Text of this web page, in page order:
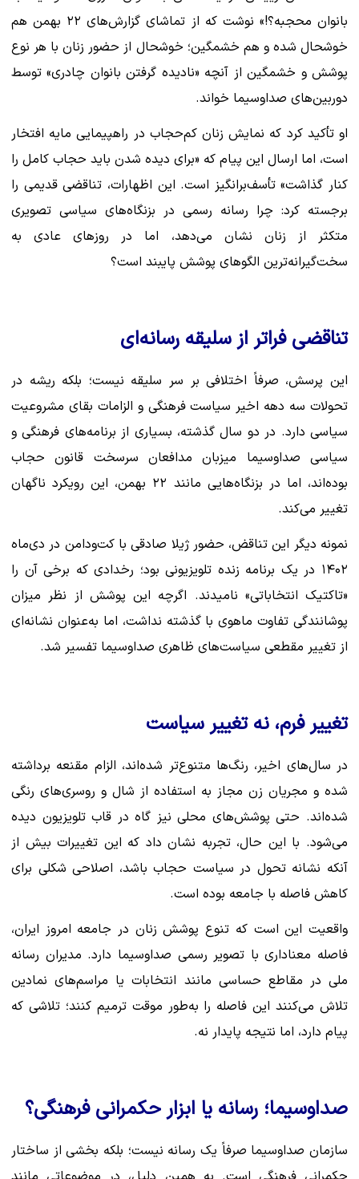
بانوان محجبه؟!» نوشت که از تماشای گزارش‌های ۲۲ بهمن هم
خوشحال شده و هم خشمگین؛ خوشحال از حضور زنان با هر نوع
پوشش و خشمگین از آنچه «نادیده گرفتن بانوان چادری» توسط
دوربین‌های صداوسیما خواند.
او تأکید کرد که نمایش زنان کم‌حجاب در راهپیمایی مایه افتخار
است، اما ارسال این پیام که «برای دیده شدن باید حجاب کامل را
کنار گذاشت» تأسف‌برانگیز است. این اظهارات، تناقضی قدیمی را
برجسته کرد: چرا رسانه رسمی در بزنگاه‌های سیاسی تصویری
متکثر از زنان نشان می‌دهد، اما در روزهای عادی به
سخت‌گیرانه‌ترین الگوهای پوشش پایبند است؟
تناقضی فراتر از سلیقه رسانه‌ای
این پرسش، صرفاً اختلافی بر سر سلیقه نیست؛ بلکه ریشه در
تحولات سه دهه اخیر سیاست فرهنگی و الزامات بقای مشروعیت
سیاسی دارد. در دو سال گذشته، بسیاری از برنامه‌های فرهنگی و
سیاسی صداوسیما میزبان مدافعان سرسخت قانون حجاب
بوده‌اند، اما در بزنگاه‌هایی مانند ۲۲ بهمن، این رویکرد ناگهان
تغییر می‌کند.
نمونه دیگر این تناقض، حضور ژیلا صادقی با کت‌ودامن در دی‌ماه
۱۴۰۲ در یک برنامه زنده تلویزیونی بود؛ رخدادی که برخی آن را
«تاکتیک انتخاباتی» نامیدند. اگرچه این پوشش از نظر میزان
پوشانندگی تفاوت ماهوی با گذشته نداشت، اما به‌عنوان نشانه‌ای
از تغییر مقطعی سیاست‌های ظاهری صداوسیما تفسیر شد.
تغییر فرم، نه تغییر سیاست
در سال‌های اخیر، رنگ‌ها متنوع‌تر شده‌اند، الزام مقنعه برداشته
شده و مجریان زن مجاز به استفاده از شال و روسری‌های رنگی
شده‌اند. حتی پوشش‌های محلی نیز گاه در قاب تلویزیون دیده
می‌شود. با این حال، تجربه نشان داد که این تغییرات بیش از
آنکه نشانه تحول در سیاست حجاب باشد، اصلاحی شکلی برای
کاهش فاصله با جامعه بوده است.
واقعیت این است که تنوع پوشش زنان در جامعه امروز ایران،
فاصله معناداری با تصویر رسمی صداوسیما دارد. مدیران رسانه
ملی در مقاطع حساسی مانند انتخابات یا مراسم‌های نمادین
تلاش می‌کنند این فاصله را به‌طور موقت ترمیم کنند؛ تلاشی که
پیام دارد، اما نتیجه پایدار نه.
صداوسیما؛ رسانه یا ابزار حکمرانی فرهنگی؟
سازمان صداوسیما صرفاً یک رسانه نیست؛ بلکه بخشی از ساختار